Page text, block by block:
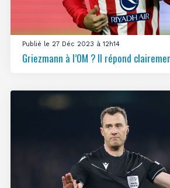
Publié le 27 Déc 2023 à 12h14
Griezmann à l’OM ? Il répond